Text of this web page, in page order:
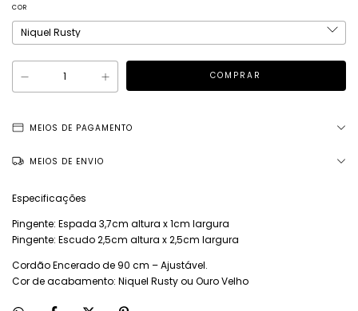
COR
MEIOS DE PAGAMENTO
MEIOS DE ENVIO
Especificações
Pingente: Espada 3,7cm altura x 1cm largura
Pingente: Escudo 2,5cm altura x 2,5cm largura
Cordão Encerado de 90 cm – Ajustável.
Cor de acabamento: Niquel Rusty ou Ouro Velho